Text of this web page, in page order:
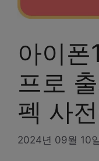
아이폰
프로
펙 사
2024년 09월 10일